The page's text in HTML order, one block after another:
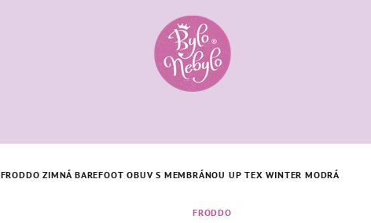
FRODDO ZIMNÁ BAREFOOT OBUV S MEMBRÁNOU UP TEX WINTER MODRÁ
FRODDO